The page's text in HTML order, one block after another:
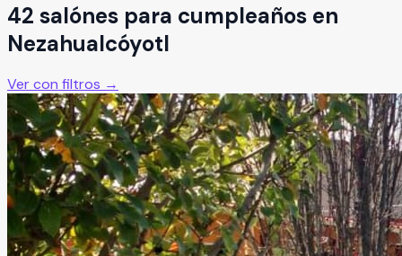
42 salónes para cumpleaños en
Nezahualcóyotl
Ver con filtros →